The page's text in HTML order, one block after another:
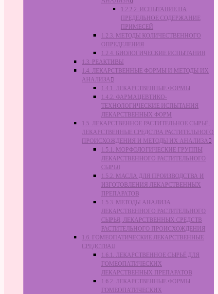
1.2.2.2. ИСПЫТАНИЕ НА
ПРЕДЕЛЬНОЕ СОДЕРЖАНИЕ
ПРИМЕСЕЙ
1.2.3. МЕТОДЫ КОЛИЧЕСТВЕННОГО
ОПРЕДЕЛЕНИЯ
1.2.4. БИОЛОГИЧЕСКИЕ ИСПЫТАНИЯ
1.3. РЕАКТИВЫ
1.4. ЛЕКАРСТВЕННЫЕ ФОРМЫ И МЕТОДЫ ИХ
АНАЛИЗА
1.4.1. ЛЕКАРСТВЕННЫЕ ФОРМЫ
1.4.2. ФАРМАЦЕВТИКО-
ТЕХНОЛОГИЧЕСКИЕ ИСПЫТАНИЯ
ЛЕКАРСТВЕННЫХ ФОРМ
1.5. ЛЕКАРСТВЕННОЕ РАСТИТЕЛЬНОЕ СЫРЬЁ,
ЛЕКАРСТВЕННЫЕ СРЕДСТВА РАСТИТЕЛЬНОГО
ПРОИСХОЖДЕНИЯ И МЕТОДЫ ИХ АНАЛИЗА
1.5.1. МОРФОЛОГИЧЕСКИЕ ГРУППЫ
ЛЕКАРСТВЕННОГО РАСТИТЕЛЬНОГО
СЫРЬЯ
1.5.2. МАСЛА ДЛЯ ПРОИЗВОДСТВА И
ИЗГОТОВЛЕНИЯ ЛЕКАРСТВЕННЫХ
ПРЕПАРАТОВ
1.5.3. МЕТОДЫ АНАЛИЗА
ЛЕКАРСТВЕННОГО РАСТИТЕЛЬНОГО
СЫРЬЯ, ЛЕКАРСТВЕННЫХ СРЕДСТВ
РАСТИТЕЛЬНОГО ПРОИСХОЖДЕНИЯ
1.6. ГОМЕОПАТИЧЕСКИЕ ЛЕКАРСТВЕННЫЕ
СРЕДСТВА
1.6.1. ЛЕКАРСТВЕННОЕ СЫРЬЁ ДЛЯ
ГОМЕОПАТИЧЕСКИХ
ЛЕКАРСТВЕННЫХ ПРЕПАРАТОВ
1.6.2. ЛЕКАРСТВЕННЫЕ ФОРМЫ
ГОМЕОПАТИЧЕСКИХ